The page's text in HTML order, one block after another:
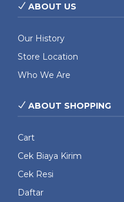
ABOUT US
Our History
Store Location
Who We Are
ABOUT SHOPPING
Cart
Cek Biaya Kirim
Cek Resi
Daftar